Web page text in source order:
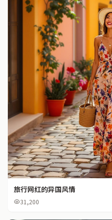
旅行网红的异国风情
31,200